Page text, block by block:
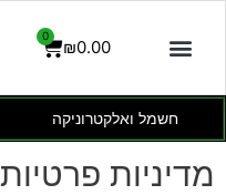
₪0.00
0
חשמל ואלקטרוניקה
מדיניות פרטיות